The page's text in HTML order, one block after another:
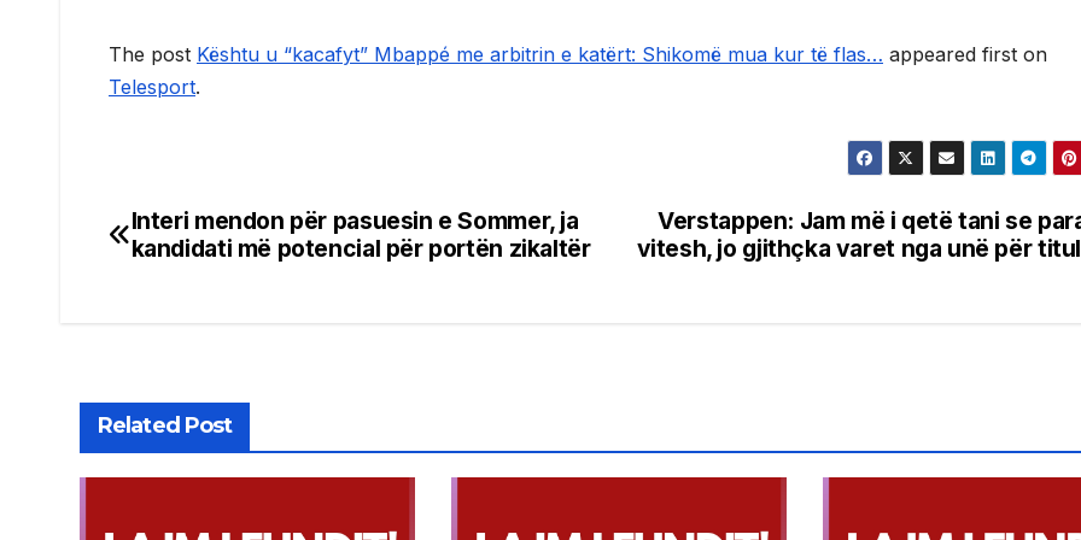
The post Kështu u “kacafyt” Mbappé me arbitrin e katërt: Shikomë mua kur të flas… appeared first on
Telesport.
Post
Verstappen: Jam më i qetë tani se
vitesh, jo gjithçka varet nga unë për
Interi mendon për pasuesin e Sommer, ja
kandidati më potencial për portën zikaltër
Related Post